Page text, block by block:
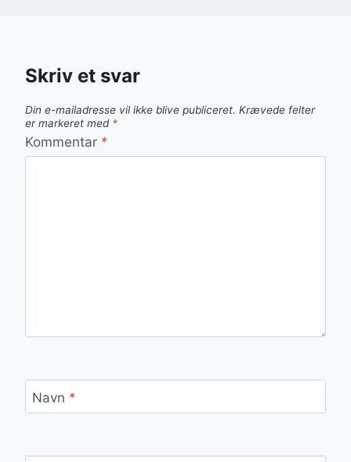
Skriv et svar
Din e-mailadresse vil ikke blive publiceret. Krævede felter
er markeret med *
Kommentar *
Navn *